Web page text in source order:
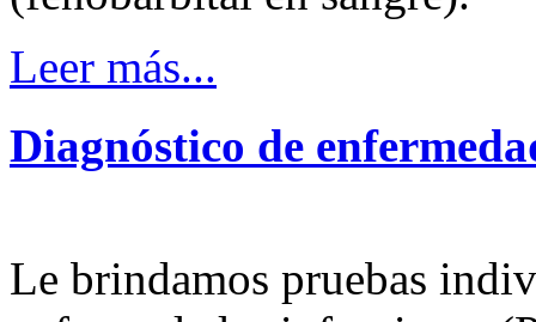
Leer más...
Diagnóstico de
Le brindamos pruebas